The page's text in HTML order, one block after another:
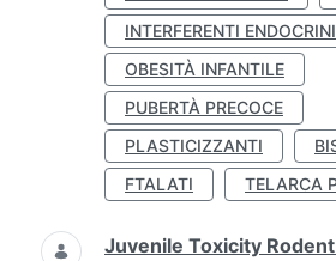
INTERFERENTI ENDOCRINI
OBESITÀ INFANTILE
PUBERTÀ PRECOCE
PLASTICIZZANTI
FTALATI
TELARCA
Juvenile Toxicity